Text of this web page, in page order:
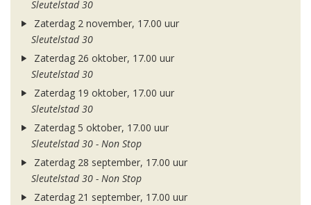
Sleutelstad 30
Zaterdag 2 november, 17.00 uur
Sleutelstad 30
Zaterdag 26 oktober, 17.00 uur
Sleutelstad 30
Zaterdag 19 oktober, 17.00 uur
Sleutelstad 30
Zaterdag 5 oktober, 17.00 uur
Sleutelstad 30 - Non Stop
Zaterdag 28 september, 17.00 uur
Sleutelstad 30 - Non Stop
Zaterdag 21 september, 17.00 uur